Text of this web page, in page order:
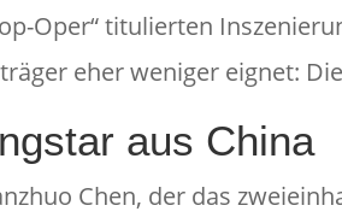
Oper“ titulierten
eher weniger eignet:
aus China
Chen, der das